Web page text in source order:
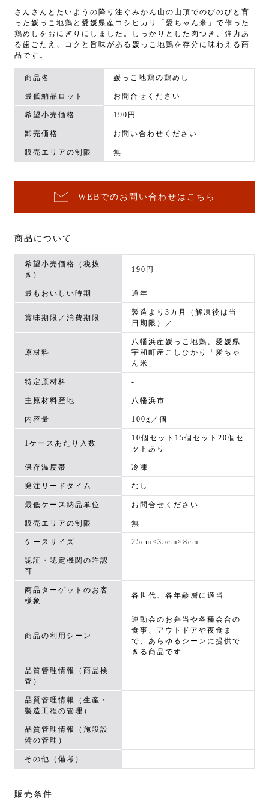
さんさんとたいようの降り注ぐみかん山の山頂でのびのびと育
った媛っこ地鶏と愛媛県産コシヒカリ「愛ちゃん米」で作った
鶏めしをおにぎりにしました。しっかりとした肉つき、弾力あ
る歯ごたえ、コクと旨味がある媛っこ地鶏を存分に味わえる商
品です。
商品名 媛っこ地鶏の鶏めし
最低納品ロット お問合せください
希望小売価格 190円
卸売価格 お問い合わせください
販売エリアの制限 無
WEBでのお問い合わせはこちら
商品について
希望小売価格（税抜
き）
190円
最もおいしい時期 通年
賞味期限／消費期限
製造より3カ月（解凍後は当
日期限）／-
原材料
八幡浜産媛っこ地鶏、愛媛県
宇和町産こしひかり「愛ちゃ
ん米」
特定原材料 -
主原材料産地 八幡浜市
内容量 100g／個
1ケースあたり入数
10個セット15個セット20個セ
ットあり
保存温度帯 冷凍
発注リードタイム なし
最低ケース納品単位 お問合せください
販売エリアの制限 無
ケースサイズ 25cm×35cm×8cm
認証・認定機関の許認
可
商品ターゲットのお客
様象
各世代、各年齢層に適当
商品の利用シーン
運動会のお弁当や各種会合の
食事、アウトドアや夜食ま
で、あらゆるシーンに提供で
きる商品です
品質管理情報（商品検
査）
品質管理情報（生産・
製造工程の管理）
品質管理情報（施設設
備の管理）
その他（備考）
販売条件